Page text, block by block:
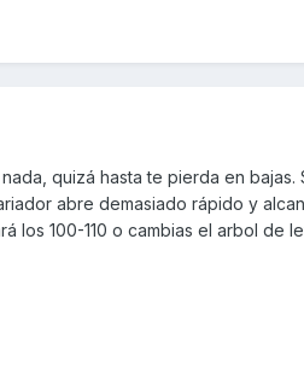
quizá hasta te pierda en bajas.
abre demasiado rápido y
los 100-110 o cambias el arbol de